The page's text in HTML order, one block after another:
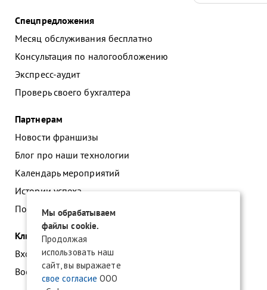
Спецпредложения
Месяц обслуживания бесплатно
Консультация по налогообложению
Экспресс-аудит
Проверь своего бухгалтера
Партнерам
Новости франшизы
Блог про наши технологии
Календарь мероприятий
Истории успеха
Подать заявку на франшизу
Клиентам
Вход в личный кабинет
Восстановление доступа к сервису 1С:БО
Мы обрабатываем
файлы cookie.
Продолжая
использовать наш
сайт, вы выражаете
свое согласие ООО